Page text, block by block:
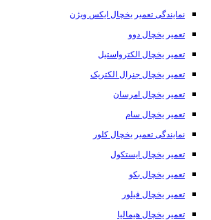
نمایندگی تعمیر یخچال ایکس ویژن
تعمیر یخچال دوو
تعمیر یخچال الکترواستیل
تعمیر یخچال جنرال الکتریک
تعمیر یخچال امرسان
تعمیر یخچال سام
نمایندگی تعمیر یخچال کلور
تعمیر یخچال ایستکول
تعمیر یخچال بکو
تعمیر یخچال فیلور
تعمیر یخچال هیمالیا